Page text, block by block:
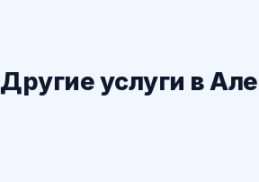
Другие услуги в